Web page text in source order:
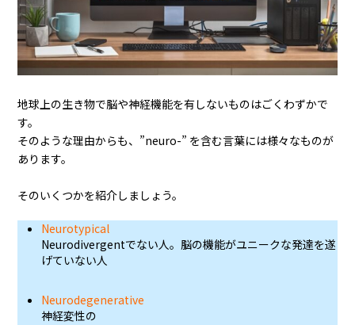
地球上の生き物で脳や神経機能を有しないものはごくわずかで
す。
そのような理由からも、”neuro-” を含む言葉には様々なものが
あります。
そのいくつかを紹介しましょう。
Neurotypical
Neurodivergentでない人。脳の機能がユニークな発達を遂
げていない人
Neurodegenerative
神経変性の